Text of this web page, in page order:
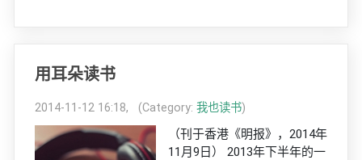
用耳朵读书
2014-11-12 16:18, (Category: 我也读书)
（刊于香港《明报》，2014年
11月9日） 2013年下半年的一